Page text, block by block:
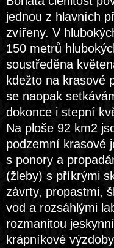
jednou z hlavních
zvířeny. V
150 metrů
soustředěna
kdežto na krasové
se naopak
dokonce i stepní
Na ploše 92 km2
podzemní krasové
s ponory a
(žleby) s příkrými
závrty, propastmi,
vod a rozsáhlými
rozmanitou
krápníkové